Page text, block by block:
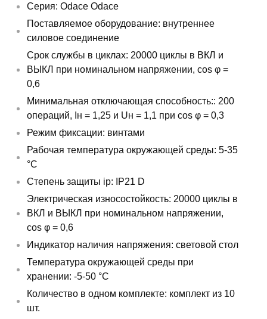
Серия: Odace Odace
Поставляемое оборудование: внутреннее
силовое соединение
Срок службы в циклах: 20000 циклы в ВКЛ и
ВЫКЛ при номинальном напряжении, cos φ =
0,6
Минимальная отключающая способность:: 200
операций, Iн = 1,25 и Uн = 1,1 при cos φ = 0,3
Режим фиксации: винтами
Рабочая температура окружающей среды: 5-35
°C
Степень защиты ip: IP21 D
Электрическая износостойкость: 20000 циклы в
ВКЛ и ВЫКЛ при номинальном напряжении,
cos φ = 0,6
Индикатор наличия напряжения: световой стол
Температура окружающей среды при
хранении: -5-50 °C
Количество в одном комплекте: комплект из 10
шт.